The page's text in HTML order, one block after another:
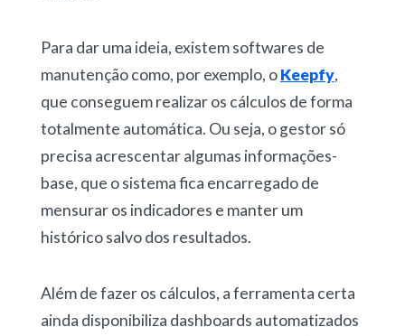
Para dar uma ideia, existem softwares de
manutenção como, por exemplo, oKeepfy,
que conseguem realizar os cálculos de forma
totalmente automática. Ou seja, o gestor só
precisa acrescentar algumas informações-
base, que o sistema fica encarregado de
mensurar os indicadores e manter um
histórico salvo dos resultados.
Além de fazer os cálculos, a ferramenta certa
ainda disponibiliza dashboards automatizados